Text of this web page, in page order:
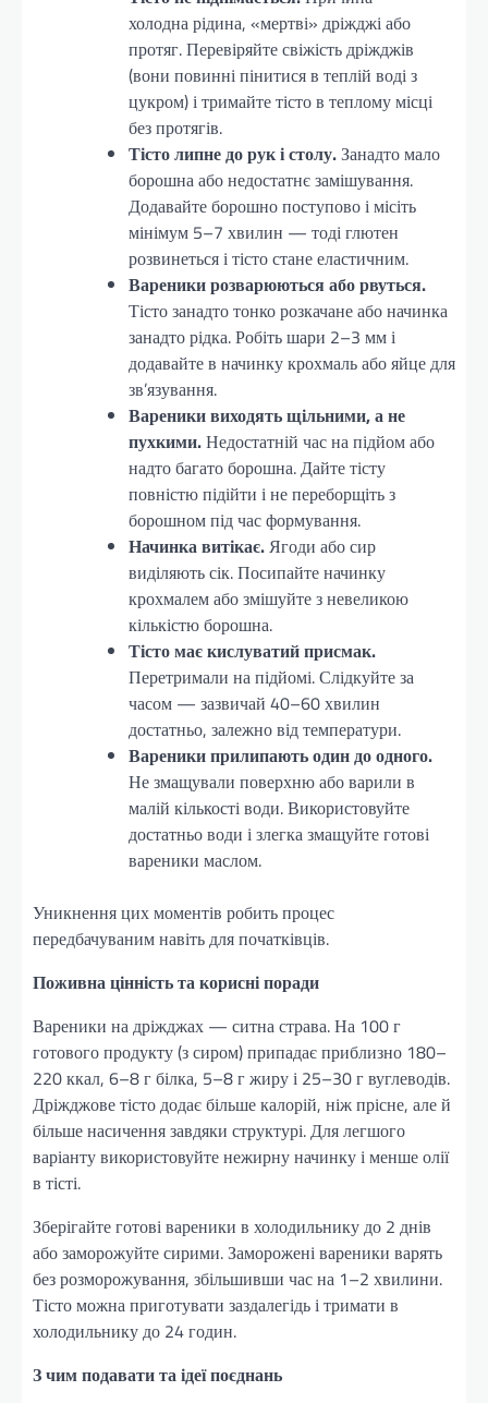
холодна рідина, «мертві» дріжджі або
протяг. Перевіряйте свіжість дріжджів
(вони повинні пінитися в теплій воді з
цукром) і тримайте тісто в теплому місці
без протягів.
Тісто липне до рук і столу.Занадто мало
борошна або недостатнє замішування.
Додавайте борошно поступово і місіть
мінімум 5–7 хвилин — тоді глютен
розвинеться і тісто стане еластичним.
Вареники розварюються або рвуться.
Тісто занадто тонко розкачане або начинка
занадто рідка. Робіть шари 2–3 мм і
додавайте в начинку крохмаль або яйце для
зв’язування.
Вареники виходять щільними, а не
пухкими.Недостатній час на підйом або
надто багато борошна. Дайте тісту
повністю підійти і не переборщіть з
борошном під час формування.
Начинка витікає.Ягоди або сир
виділяють сік. Посипайте начинку
крохмалем або змішуйте з невеликою
кількістю борошна.
Тісто має кислуватий присмак.
Перетримали на підйомі. Слідкуйте за
часом — зазвичай 40–60 хвилин
достатньо, залежно від температури.
Вареники прилипають один до одного.
Не змащували поверхню або варили в
малій кількості води. Використовуйте
достатньо води і злегка змащуйте готові
вареники маслом.
Уникнення цих моментів робить процес
передбачуваним навіть для початківців.
Поживна цінність та корисні поради
Вареники на дріжджах — ситна страва. На 100 г
готового продукту (з сиром) припадає приблизно 180–
220 ккал, 6–8 г білка, 5–8 г жиру і 25–30 г вуглеводів.
Дріжджове тісто додає більше калорій, ніж прісне, але й
більше насичення завдяки структурі. Для легшого
варіанту використовуйте нежирну начинку і менше олії
в тісті.
Зберігайте готові вареники в холодильнику до 2 днів
або заморожуйте сирими. Заморожені вареники варять
без розморожування, збільшивши час на 1–2 хвилини.
Тісто можна приготувати заздалегідь і тримати в
холодильнику до 24 годин.
З чим подавати та ідеї поєднань